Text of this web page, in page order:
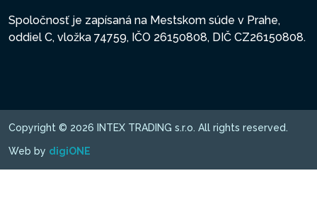
Spoločnosť je zapísaná na Mestskom súde v Prahe,
oddiel C, vložka 74759, IČO 26150808, DIČ CZ26150808.
Copyright © 2026 INTEX TRADING s.r.o. All rights reserved.
Web by digiONE